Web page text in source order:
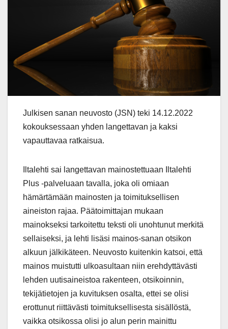
Julkisen sanan neuvosto (JSN) teki 14.12.2022
kokouksessaan yhden langettavan ja kaksi
vapauttavaa ratkaisua.
Iltalehti sai langettavan mainostettuaan Iltalehti
Plus -palveluaan tavalla, joka oli omiaan
hämärtämään mainosten ja toimituksellisen
aineiston rajaa. Päätoimittajan mukaan
mainokseksi tarkoitettu teksti oli unohtunut merkitä
sellaiseksi, ja lehti lisäsi mainos-sanan otsikon
alkuun jälkikäteen. Neuvosto kuitenkin katsoi, että
mainos muistutti ulkoasultaan niin erehdyttävästi
lehden uutisaineistoa rakenteen, otsikoinnin,
tekijätietojen ja kuvituksen osalta, ettei se olisi
erottunut riittävästi toimituksellisesta sisällöstä,
vaikka otsikossa olisi jo alun perin mainittu